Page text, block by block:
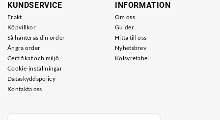
KUNDSERVICE
Frakt
Köpvillkor
Så hanteras din order
Ångra order
Certifikat och miljö
Cookie-inställningar
Dataskyddspolicy
Kontakta oss
INFORMATION
Om oss
Guider
Hitta till oss
Nyhetsbrev
Kolsyretabell